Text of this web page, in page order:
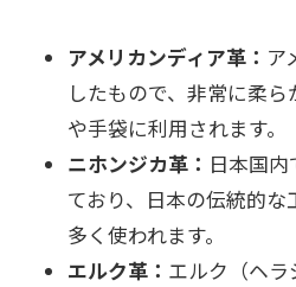
アメリカンディア革： ア
したもので、非常に柔
や手袋に利用されます。
ニホンジカ革： 日本国
ており、日本の伝統的
多く使われます。
エルク革： エルク（ヘ